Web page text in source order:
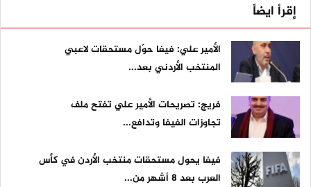
إقرأ ايضاً
الأمير علي: فيفا حوّل مستحقات لاعبي
المنتخب الأردني بعد...
فريج: تصريحات الأمير علي تفتح ملف
تجاوزات الفيفا وتدافع...
فيفا يحول مستحقات منتخب الأردن في كأس
العرب بعد 8 أشهر من...